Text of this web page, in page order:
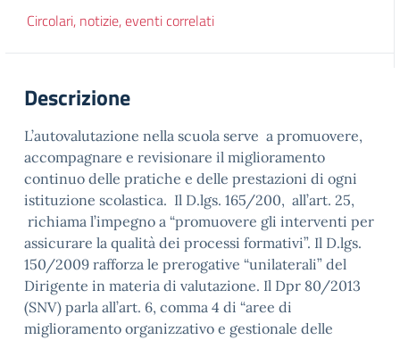
Circolari, notizie, eventi correlati
Descrizione
L’autovalutazione nella scuola serve a promuovere,
accompagnare e revisionare il miglioramento
continuo delle pratiche e delle prestazioni di ogni
istituzione scolastica. Il D.lgs. 165/200, all’art. 25,
richiama l’impegno a “promuovere gli interventi per
assicurare la qualità dei processi formativi”. Il D.lgs.
150/2009 rafforza le prerogative “unilaterali” del
Dirigente in materia di valutazione. Il Dpr 80/2013
(SNV) parla all’art. 6, comma 4 di “aree di
miglioramento organizzativo e gestionale delle